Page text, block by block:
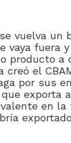
vuelva un
vaya fuera
producto a
creó el
por sus
exporta
en la